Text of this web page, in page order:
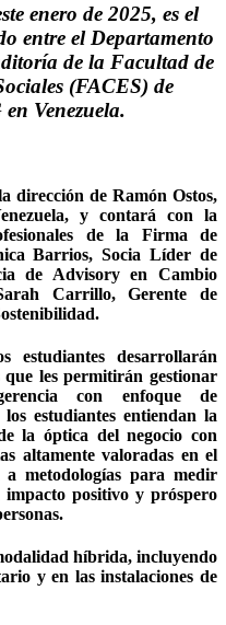
enero de 2025, es el
entre el Departamento
de la Facultad de
(FACES) de
Venezuela.
dirección de Ramón Ostos,
, y contará con la
de la Firma de
Barrios, Socia Líder de
de Advisory en Cambio
Carrillo, Gerente de
estudiantes desarrollarán
que les permitirán gestionar
con enfoque de
estudiantes entiendan la
la óptica del negocio con
altamente valoradas en el
metodologías para medir
impacto positivo y próspero
híbrida, incluyendo
y en las instalaciones de